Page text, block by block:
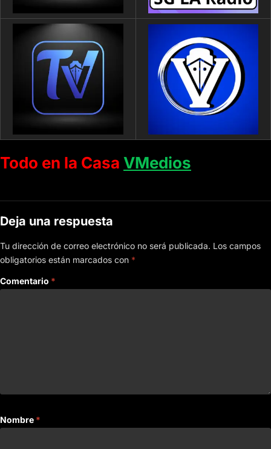
Todo en la Casa VMedios
Deja una respuesta
Tu dirección de correo electrónico no será publicada. Los campos
obligatorios están marcados con *
Comentario *
Nombre *